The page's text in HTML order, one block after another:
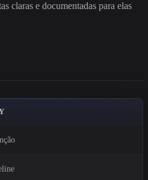
claras e documentadas para elas